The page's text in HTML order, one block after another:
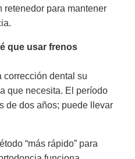
retenedor para mantener
que usar frenos
corrección dental su
que necesita. El período
de dos años; puede llevar
“más rápido” para